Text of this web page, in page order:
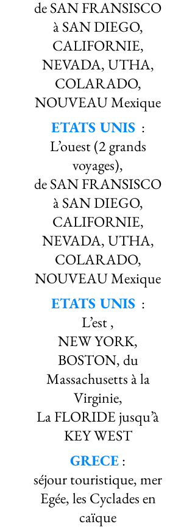
de SAN FRANSISCO
à SAN DIEGO,
CALIFORNIE,
NEVADA, UTHA,
COLARADO,
NOUVEAU Mexique
ETATS UNIS :
L’ouest (2 grands
voyages),
de SAN FRANSISCO
à SAN DIEGO,
CALIFORNIE,
NEVADA, UTHA,
COLARADO,
NOUVEAU Mexique
ETATS UNIS :
L’est ,
NEW YORK,
BOSTON, du
Massachusetts à la
Virginie,
La FLORIDE jusqu’à
KEY WEST
GRECE:
séjour touristique, mer
Egée, les Cyclades en
caïque